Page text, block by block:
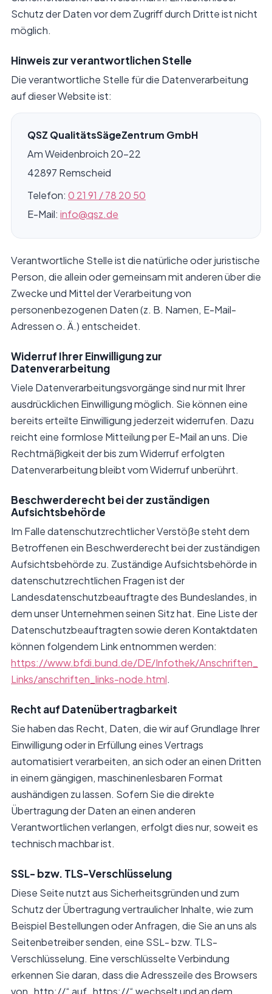
Schutz der Daten vor dem Zugriff durch Dritte ist nicht
möglich.
Hinweis zur verantwortlichen Stelle
Die verantwortliche Stelle für die Datenverarbeitung
auf dieser Website ist:
QSZ QualitätsSägeZentrum GmbH
Am Weidenbroich 20–22
42897 Remscheid
Telefon: 0 21 91 / 78 20 50
E-Mail: info@qsz.de
Verantwortliche Stelle ist die natürliche oder juristische
Person, die allein oder gemeinsam mit anderen über die
Zwecke und Mittel der Verarbeitung von
personenbezogenen Daten (z. B. Namen, E-Mail-
Adressen o. Ä.) entscheidet.
Widerruf Ihrer Einwilligung zur
Datenverarbeitung
Viele Datenverarbeitungsvorgänge sind nur mit Ihrer
ausdrücklichen Einwilligung möglich. Sie können eine
bereits erteilte Einwilligung jederzeit widerrufen. Dazu
reicht eine formlose Mitteilung per E-Mail an uns. Die
Rechtmäßigkeit der bis zum Widerruf erfolgten
Datenverarbeitung bleibt vom Widerruf unberührt.
Beschwerderecht bei der zuständigen
Aufsichtsbehörde
Im Falle datenschutzrechtlicher Verstöße steht dem
Betroffenen ein Beschwerderecht bei der zuständigen
Aufsichtsbehörde zu. Zuständige Aufsichtsbehörde in
datenschutzrechtlichen Fragen ist der
Landesdatenschutzbeauftragte des Bundeslandes, in
dem unser Unternehmen seinen Sitz hat. Eine Liste der
Datenschutzbeauftragten sowie deren Kontaktdaten
können folgendem Link entnommen werden:
https://www.bfdi.bund.de/DE/Infothek/Anschriften_
Links/anschriften_links-node.html.
Recht auf Datenübertragbarkeit
Sie haben das Recht, Daten, die wir auf Grundlage Ihrer
Einwilligung oder in Erfüllung eines Vertrags
automatisiert verarbeiten, an sich oder an einen Dritten
in einem gängigen, maschinenlesbaren Format
aushändigen zu lassen. Sofern Sie die direkte
Übertragung der Daten an einen anderen
Verantwortlichen verlangen, erfolgt dies nur, soweit es
technisch machbar ist.
SSL- bzw. TLS-Verschlüsselung
Diese Seite nutzt aus Sicherheitsgründen und zum
Schutz der Übertragung vertraulicher Inhalte, wie zum
Beispiel Bestellungen oder Anfragen, die Sie an uns als
Seitenbetreiber senden, eine SSL- bzw. TLS-
Verschlüsselung. Eine verschlüsselte Verbindung
erkennen Sie daran, dass die Adresszeile des Browsers
von „http://“ auf „https://“ wechselt und an dem